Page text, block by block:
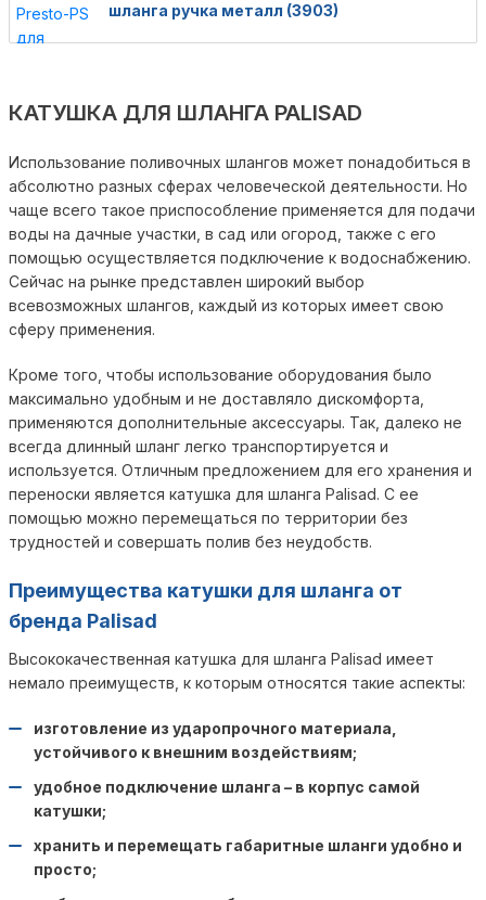
шланга ручка металл (3903)
КАТУШКА ДЛЯ ШЛАНГА PALISAD
Использование поливочных шлангов может понадобиться в
абсолютно разных сферах человеческой деятельности. Но
чаще всего такое приспособление применяется для подачи
воды на дачные участки, в сад или огород, также с его
помощью осуществляется подключение к водоснабжению.
Сейчас на рынке представлен широкий выбор
всевозможных шлангов, каждый из которых имеет свою
сферу применения.
Кроме того, чтобы использование оборудования было
максимально удобным и не доставляло дискомфорта,
применяются дополнительные аксессуары. Так, далеко не
всегда длинный шланг легко транспортируется и
используется. Отличным предложением для его хранения и
переноски является катушка для шланга Palisad. С ее
помощью можно перемещаться по территории без
трудностей и совершать полив без неудобств.
Преимущества катушки для шланга от
бренда Palisad
Высококачественная катушка для шланга Palisad имеет
немало преимуществ, к которым относятся такие аспекты:
изготовление из ударопрочного материала,
устойчивого к внешним воздействиям;
удобное подключение шланга – в корпус самой
катушки;
хранить и перемещать габаритные шланги удобно и
просто;